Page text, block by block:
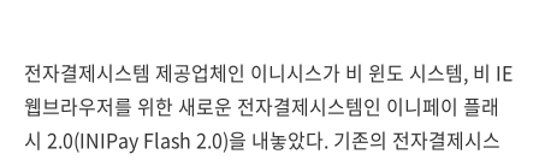
전자결제시스템 제공업체인 이니시스가 비 윈도 시스템, 비 IE
웹브라우저를 위한 새로운 전자결제시스템인 이니페이 플래
시 2.0(INIPay Flash 2.0)을 내놓았다. 기존의 전자결제시스